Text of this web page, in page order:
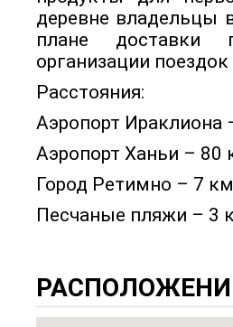
деревне владельцы
плане доставки
организации
Расстояния:
Аэропорт Ираклиона
Аэропорт Ханьи – 80
Город Ретимно – 7 км
Песчаные пляжи – 3